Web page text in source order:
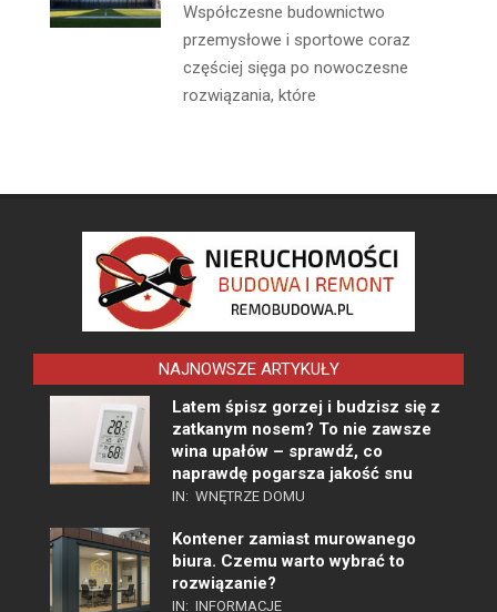
Współczesne budownictwo
przemysłowe i sportowe coraz
częściej sięga po nowoczesne
rozwiązania, które
NAJNOWSZE ARTYKUŁY
Latem śpisz gorzej i budzisz się z
zatkanym nosem? To nie zawsze
wina upałów – sprawdź, co
naprawdę pogarsza jakość snu
IN: WNĘTRZE DOMU
Kontener zamiast murowanego
biura. Czemu warto wybrać to
rozwiązanie?
IN: INFORMACJE